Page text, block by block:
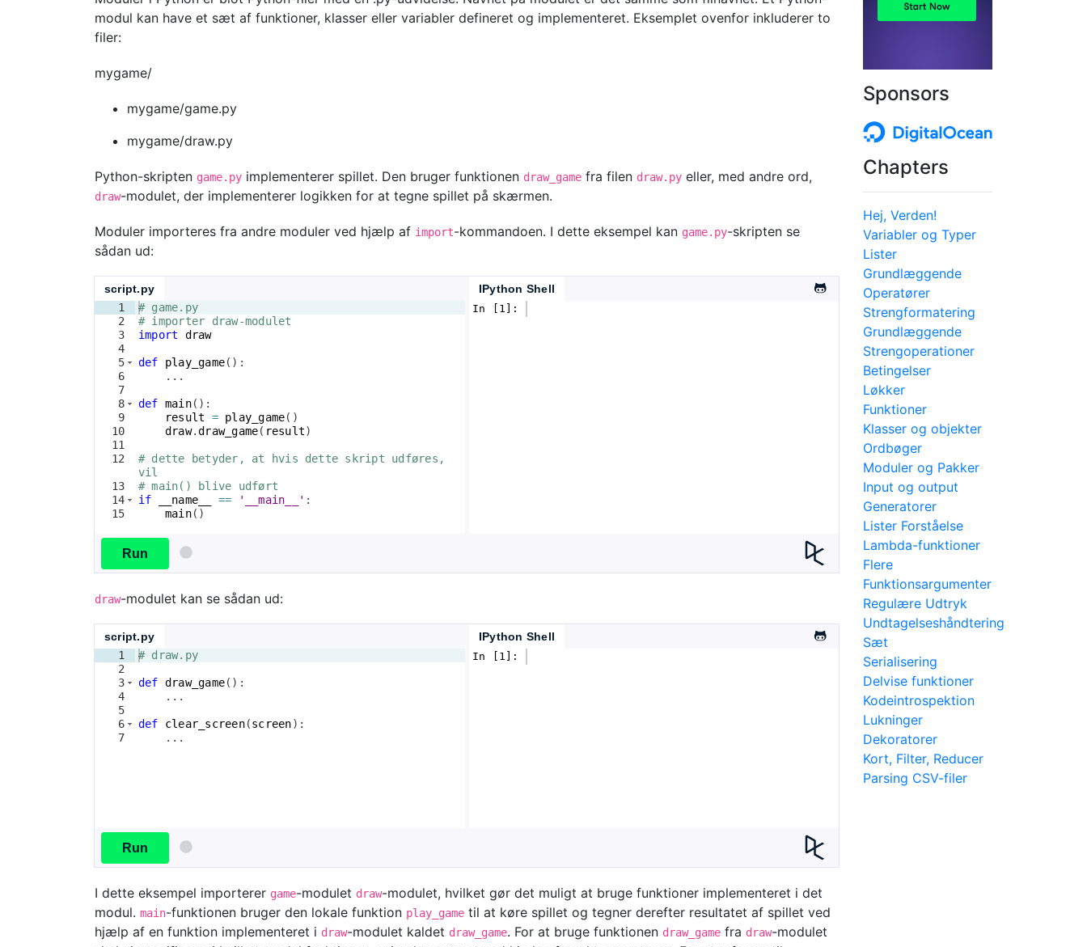
modul kan have et sæt af funktioner, klasser eller variabler defineret og implementeret. Eksemplet ovenfor inkluderer to
filer:
mygame/
mygame/game.py
mygame/draw.py
Python-skripten game.py implementerer spillet. Den bruger funktionen draw_game fra filen draw.py eller, med andre ord,
draw-modulet, der implementerer logikken for at tegne spillet på skærmen.
Moduler importeres fra andre moduler ved hjælp af import-kommandoen. I dette eksempel kan game.py-skripten se
sådan ud:
script.py
1
2
3
4
5
6
7
8
9
10
11
12
13
14
15
# game.py
# importer draw-modulet
import
draw
def play_game( ) :
    ...
def main( ) :
result
= play_game( )
draw.draw_game( result)
# dette betyder, at hvis dette skript udføres,
vil
# main() blive udført
if
__name__ == '__main__' :
main( )
IPython Shell
In [1]:
Run
draw-modulet kan se sådan ud:
script.py
1
2
3
4
5
6
7
# draw.py
def draw_game( ) :
    ...
def clear_screen(screen) :
    ...
IPython Shell
In [1]:
Run
I dette eksempel importerer game-modulet draw-modulet, hvilket gør det muligt at bruge funktioner implementeret i det
modul. main-funktionen bruger den lokale funktion play_game til at køre spillet og tegner derefter resultatet af spillet ved
hjælp af en funktion implementeret i draw-modulet kaldet draw_game. For at bruge funktionen draw_game fra draw-modulet
Sponsors
Chapters
Hej, Verden!
Variabler og Typer
Lister
Grundlæggende
Operatører
Strengformatering
Grundlæggende
Strengoperationer
Betingelser
Løkker
Funktioner
Klasser og objekter
Ordbøger
Moduler og Pakker
Input og output
Generatorer
Lister Forståelse
Lambda-funktioner
Flere
Funktionsargumenter
Regulære Udtryk
Undtagelseshåndtering
Sæt
Serialisering
Delvise funktioner
Kodeintrospektion
Lukninger
Dekoratorer
Kort, Filter, Reducer
Parsing CSV-filer